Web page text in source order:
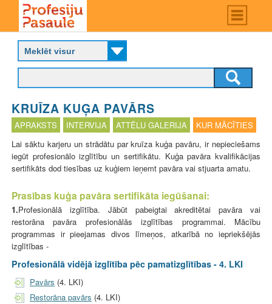
main
content
Main
menu
P
o
f
e
i
j
u
p
a
s
u
l
e
KRUĪZA KUĢA PAVĀRS
APRAKSTS INTERVIJA ATTĒLU GALERIJA
KUR MĀCĪTIES
Lai sāktu karjeru un strādātu par kruīza kuģa pavāru, ir nepieciešams
iegūt profesionālo izglītību un sertifikātu. Kuģa pavāra kvalifikācijas
sertifikāts dod tiesības uz kuģiem ieņemt pavāra vai stjuarta amatu.
Prasības kuģa pavāra sertifikāta iegūšanai:
1.Profesionālā izglītība. Jābūt pabeigtai akreditētai pavāra vai
restorāna pavāra profesionālās izglītības programmai. Mācību
programmas ir pieejamas divos līmeņos, atkarībā no iepriekšējās
izglītības -
Profesionālā vidējā izglītība pēc pamatizglītības - 4. LKI
Pavārs (4. LKI)
Restorāna pavārs (4. LKI)